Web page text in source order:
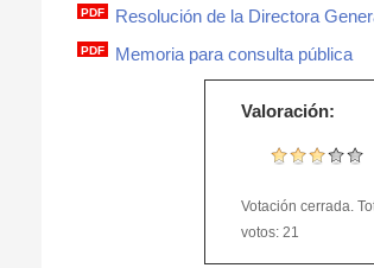
PDF Resolución de la Directora
PDF Memoria para consulta pública
Valoración:
Votación cerrada.
votos: 21